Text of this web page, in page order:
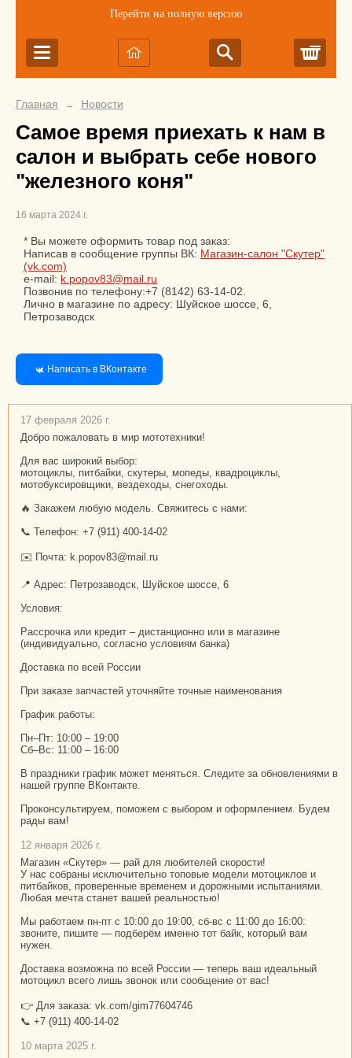
Перейти на полную версию
Главная → Новости
Самое время приехать к нам в
салон и выбрать себе нового
"железного коня"
16 марта 2024 г.
* Вы можете оформить товар под заказ:
Написав в сообщение группы ВК: Магазин-салон "Скутер"
(vk.com)
e-mail: k.popov83@mail.ru
Позвонив по телефону:+7 (8142) 63-14-02.
Лично в магазине по адресу: Шуйское шоссе, 6,
Петрозаводск
Написать в ВКонтакте
17 февраля 2026 г.
Добро пожаловать в мир мототехники!
Для вас широкий выбор:
мотоциклы, питбайки, скутеры, мопеды, квадроциклы,
мотобуксировщики, вездеходы, снегоходы.
🔥 Закажем любую модель. Свяжитесь с нами:
📞 Телефон: +7 (911) 400-14-02
✉️ Почта: k.popov83@mail.ru
📍 Адрес: Петрозаводск, Шуйское шоссе, 6
Условия:
Рассрочка или кредит – дистанционно или в магазине
(индивидуально, согласно условиям банка)
Доставка по всей России
При заказе запчастей уточняйте точные наименования
График работы:
Пн–Пт: 10:00 – 19:00
Сб–Вс: 11:00 – 16:00
В праздники график может меняться. Следите за обновлениями в
нашей группе ВКонтакте.
Проконсультируем, поможем с выбором и оформлением. Будем
рады вам!
12 января 2026 г.
Магазин «Скутер» — рай для любителей скорости!
У нас собраны исключительно топовые модели мотоциклов и
питбайков, проверенные временем и дорожными испытаниями.
Любая мечта станет вашей реальностью!
Мы работаем пн-пт с 10:00 до 19:00, сб-вс с 11:00 до 16:00:
звоните, пишите — подберём именно тот байк, который вам
нужен.
Доставка возможна по всей России — теперь ваш идеальный
мотоцикл всего лишь звонок или сообщение от вас!
👉 Для заказа: vk.com/gim77604746
📞 +7 (911) 400-14-02
10 марта 2025 г.